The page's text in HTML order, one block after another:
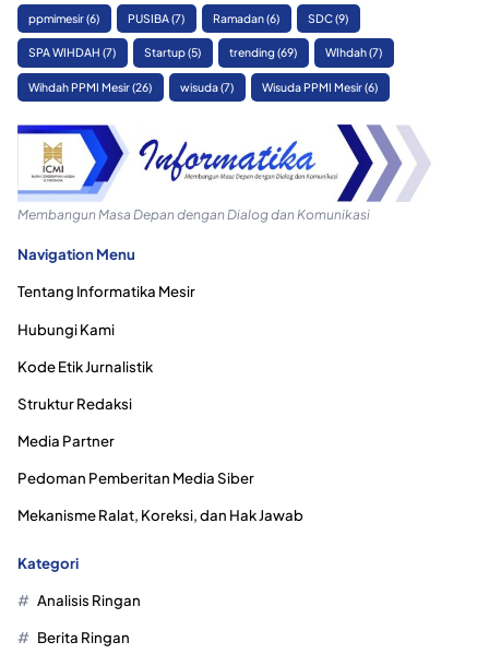
ppmimesir(6) PUSIBA(7) Ramadan(6) SDC(9)
SPA WIHDAH (7) Startup(5) trending (69) WIhdah(7)
Wihdah PPMI Mesir(26) wisuda(7) Wisuda PPMI Mesir(6)
Membangun Masa Depan dengan Dialog dan Komunikasi
Navigation Menu
Tentang Informatika Mesir
Hubungi Kami
Kode Etik Jurnalistik
Struktur Redaksi
Media Partner
Pedoman Pemberitan Media Siber
Mekanisme Ralat, Koreksi, dan Hak Jawab
Kategori
Analisis Ringan
Berita Ringan